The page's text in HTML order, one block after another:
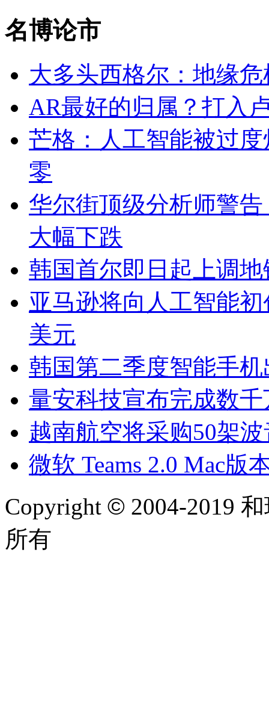
名博论市
大多头西格尔：地缘
AR最好的归属？打入
芒格：人工智能被过
零
华尔街顶级分析师警
大幅下跌
韩国首尔即日起上调
亚马逊将向人工智能
美元
韩国第二季度智能手
量安科技宣布完成数
越南航空将采购50架
微软 Teams 2.0 Mac版
Copyright © 2004-2019
所有